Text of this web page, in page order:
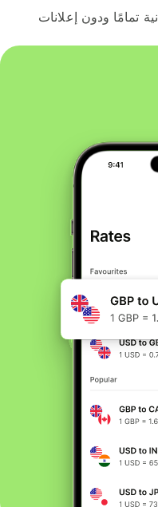
تمامًا ودون إعلانات